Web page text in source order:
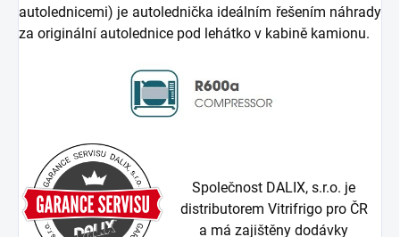
autolednicemi) je autolednička ideálním řešením náhrady
za originální autolednice pod lehátko v kabině kamionu.
Společnost DALIX, s.r.o. je
distributorem Vitrifrigo pro ČR
a má zajištěny dodávky